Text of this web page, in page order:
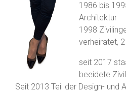
1986 bis
Architektur
1998
verheiratet,
seit 2017
beeidete
Seit 2013 Teil der Design- und